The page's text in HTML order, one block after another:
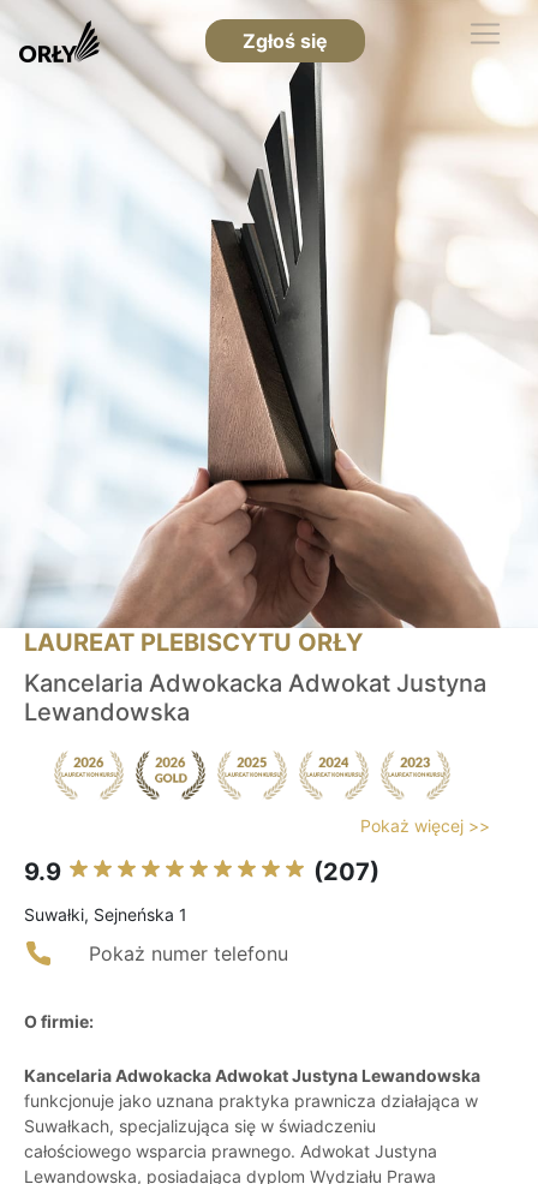
Zgłoś się
LAUREAT PLEBISCYTU ORŁY
Kancelaria Adwokacka Adwokat Justyna
Lewandowska
Pokaż więcej >>
9.9 (207)
Suwałki, Sejneńska 1
Pokaż numer telefonu
O firmie:
Kancelaria Adwokacka Adwokat Justyna Lewandowska
funkcjonuje jako uznana praktyka prawnicza działająca w
Suwałkach, specjalizująca się w świadczeniu
całościowego wsparcia prawnego. Adwokat Justyna
Lewandowska, posiadająca dyplom Wydziału Prawa